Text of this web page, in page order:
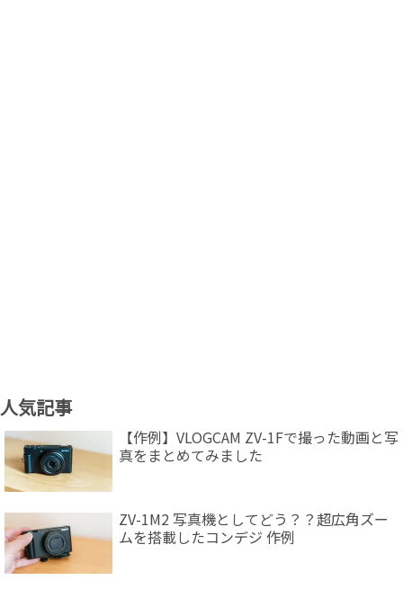
人気記事
【作例】VLOGCAM ZV-1Fで撮った動画と写
真をまとめてみました
ZV-1M2 写真機としてどう？？超広角ズー
ムを搭載したコンデジ 作例